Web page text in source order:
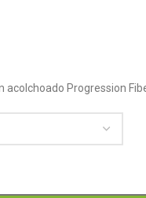
acolchoado Progression